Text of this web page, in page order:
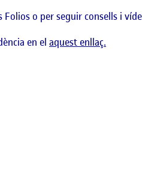
Folios o per seguir consells i
en el aquest enllaç.